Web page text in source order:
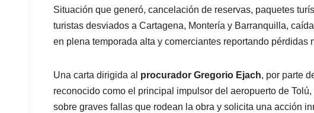
Situación que generó, cancelación de reservas, paquetes
turistas desviados a Cartagena, Montería y Barranquilla,
en plena temporada alta y comerciantes reportando pérdidas
Una carta dirigida al procurador Gregorio Ejach, por parte
reconocido como el principal impulsor del aeropuerto de
sobre graves fallas que rodean la obra y solicita una acción